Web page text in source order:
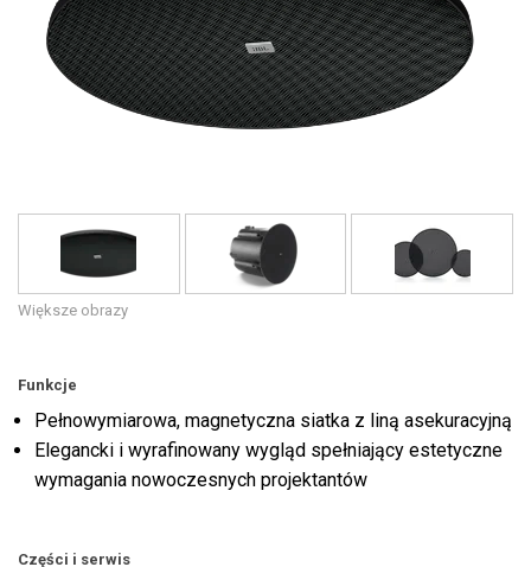
Język/Region
Większe obrazy
Funkcje
Pełnowymiarowa, magnetyczna siatka z liną asekuracyjną
Elegancki i wyrafinowany wygląd spełniający estetyczne
wymagania nowoczesnych projektantów
Części i serwis